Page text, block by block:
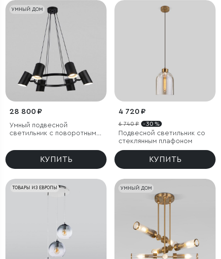
УМНЫЙ ДОМ
28 800 ₽
Умный подвесной
светильник с поворотным
КУПИТЬ
4 720 ₽
6 740 ₽ - 30 %
Подвесной светильник со
стеклянным плафоном
КУПИТЬ
ТОВАРЫ ИЗ ЕВРОПЫ УМНЫЙ ДОМ